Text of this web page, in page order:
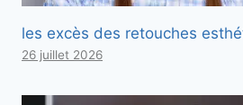
les excès des retouches
26 juillet 2026